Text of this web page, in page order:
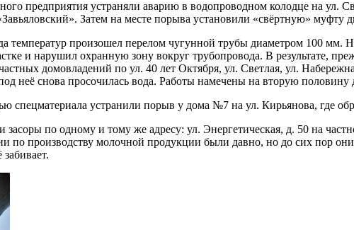
предприятия устраняли аварию в водопроводном колодце на
Затем на месте порыва установили «свёртную»
температур произошел перелом чугунной трубы диаметром 100 мм.
и нарушил охранную зону вокруг трубопровода. В результате,
домовладений по ул. 40 лет Октября, ул. Светлая, ул.
неё снова просочилась вода. Работы намечены на вторую половину
спецматериала устранили порыв у дома №7 на ул. Кирьянова, где
по одному и тому же адресу: ул. Энергетическая, д. 50 на
по производству молочной продукции были давно, но до сих пор